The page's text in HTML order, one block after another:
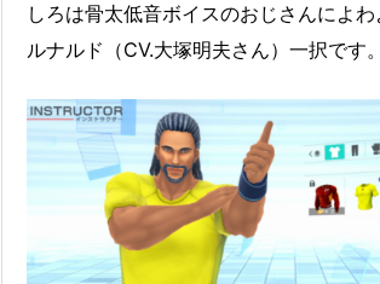
しろは骨太低音ボイスのおじさんによ
ルナルド（CV.大塚明夫さん）一択です。